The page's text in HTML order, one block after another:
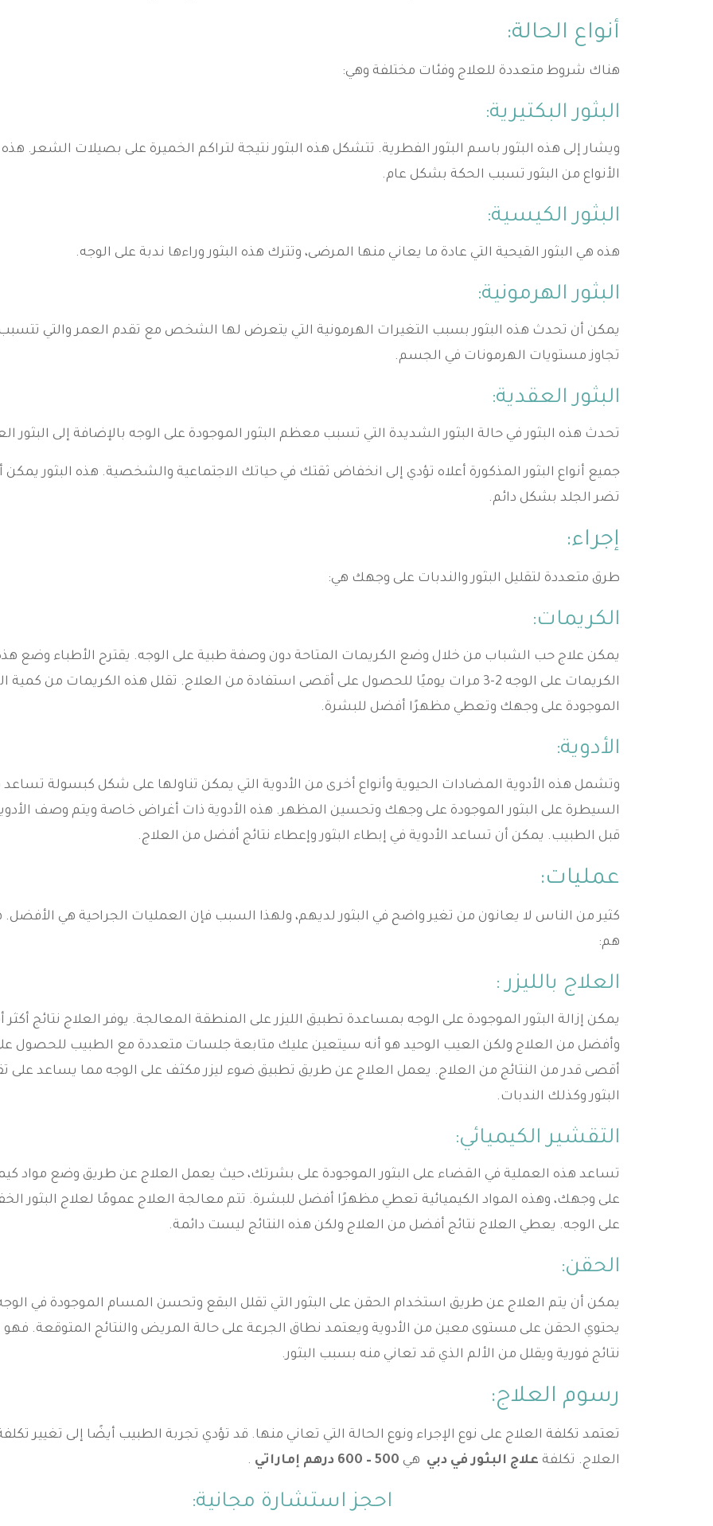
أنواع الحالة:
هناك شروط متعددة للعلاج وفئات مختلفة وهي:
البثور البكتيرية:
ويشار إلى هذه البثور باسم البثور الفطرية. تتشكل هذه البثور نتيجة لتراكم الخميرة على بصيلات الشعر. هذه
الأنواع من البثور تسبب الحكة بشكل عام.
البثور الكيسية:
هذه هي البثور القيحية التي عادة ما يعاني منها المرضى، وتترك هذه البثور وراءها ندبة على الوجه.
البثور الهرمونية:
يمكن أن تحدث هذه البثور بسبب التغيرات الهرمونية التي يتعرض لها الشخص مع تقدم العمر والتي
تجاوز مستويات الهرمونات في الجسم.
البثور العقدية:
تحدث هذه البثور في حالة البثور الشديدة التي تسبب معظم البثور الموجودة على الوجه بالإضافة إلى البثور
جميع أنواع البثور المذكورة أعلاه تؤدي إلى انخفاض ثقتك في حياتك الاجتماعية والشخصية. هذه البثور يمكن
تضر الجلد بشكل دائم.
إجراء:
طرق متعددة لتقليل البثور والندبات على وجهك هي:
الكريمات:
يمكن علاج حب الشباب من خلال وضع الكريمات المتاحة دون وصفة طبية على الوجه. يقترح الأطباء وضع
الكريمات على الوجه 2-3 مرات يوميًا للحصول على أقصى استفادة من العلاج. تقلل هذه الكريمات من كمية
الموجودة على وجهك وتعطي مظهرًا أفضل للبشرة.
الأدوية:
وتشمل هذه الأدوية المضادات الحيوية وأنواع أخرى من الأدوية التي يمكن تناولها على شكل كبسولة تساعد
السيطرة على البثور الموجودة على وجهك وتحسين المظهر. هذه الأدوية ذات أغراض خاصة ويتم وصف
قبل الطبيب. يمكن أن تساعد الأدوية في إبطاء البثور وإعطاء نتائج أفضل من العلاج.
عمليات:
كثير من الناس لا يعانون من تغير واضح في البثور لديهم، ولهذا السبب فإن العمليات الجراحية هي الأفضل.
هم:
العلاج بالليزر :
يمكن إزالة البثور الموجودة على الوجه بمساعدة تطبيق الليزر على المنطقة المعالجة. يوفر العلاج نتائج أكثر
وأفضل من العلاج ولكن العيب الوحيد هو أنه سيتعين عليك متابعة جلسات متعددة مع الطبيب للحصول
أقصى قدر من النتائج من العلاج. يعمل العلاج عن طريق تطبيق ضوء ليزر مكثف على الوجه مما يساعد على
البثور وكذلك الندبات.
التقشير الكيميائي:
تساعد هذه العملية في القضاء على البثور الموجودة على بشرتك، حيث يعمل العلاج عن طريق وضع مواد
على وجهك، وهذه المواد الكيميائية تعطي مظهرًا أفضل للبشرة. تتم معالجة العلاج عمومًا لعلاج البثور
على الوجه. يعطي العلاج نتائج أفضل من العلاج ولكن هذه النتائج ليست دائمة.
الحقن:
يمكن أن يتم العلاج عن طريق استخدام الحقن على البثور التي تقلل البقع وتحسن المسام الموجودة في
يحتوي الحقن على مستوى معين من الأدوية ويعتمد نطاق الجرعة على حالة المريض والنتائج المتوقعة.
نتائج فورية ويقلل من الألم الذي قد تعاني منه بسبب البثور.
رسوم العلاج:
تعتمد تكلفة العلاج على نوع الإجراء ونوع الحالة التي تعاني منها. قد تؤدي تجربة الطبيب أيضًا إلى تغيير
العلاج. تكلفة علاج البثور في دبي هي 500 – 600 درهم إماراتي .
احجز استشارة مجانية: